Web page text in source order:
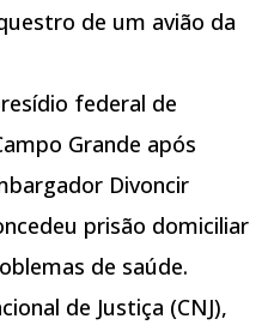
de um avião da
federal de
Grande após
Divoncir
prisão domiciliar
de saúde.
de Justiça (CNJ),